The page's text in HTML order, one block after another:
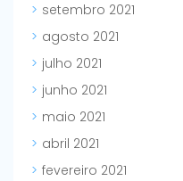
setembro 2021
agosto 2021
julho 2021
junho 2021
maio 2021
abril 2021
fevereiro 2021